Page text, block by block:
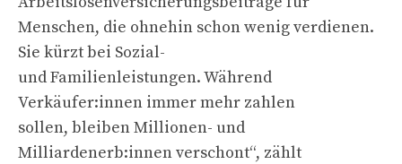
Menschen, die ohnehin schon wenig verdienen.
Sie kürzt bei Sozial-
und Familienleistungen. Während
Verkäufer:innen immer mehr zahlen
sollen, bleiben Millionen- und
Milliardenerb:innen verschont“, zählt